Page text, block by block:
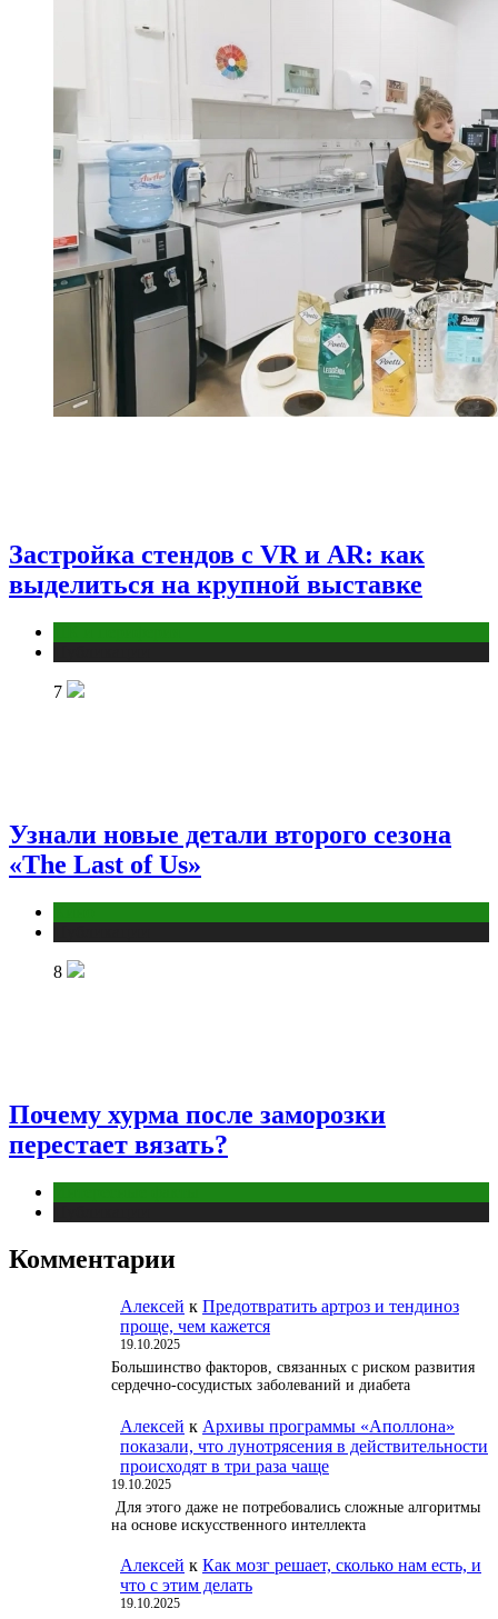
Застройка стендов с VR и AR: как
выделиться на крупной выставке
7
Узнали новые детали второго сезона
«The Last of Us»
8
Почему хурма после заморозки
перестает вязать?
Комментарии
Алексей к Предотвратить артроз и тендиноз
проще, чем кажется
19.10.2025
Большинство факторов, связанных с риском развития
сердечно-сосудистых заболеваний и диабета
Алексей к Архивы программы «Аполлона»
показали, что лунотрясения в действительности
происходят в три раза чаще
19.10.2025
Для этого даже не потребовались сложные алгоритмы
на основе искусственного интеллекта
Алексей к Как мозг решает, сколько нам есть, и
что с этим делать
19.10.2025